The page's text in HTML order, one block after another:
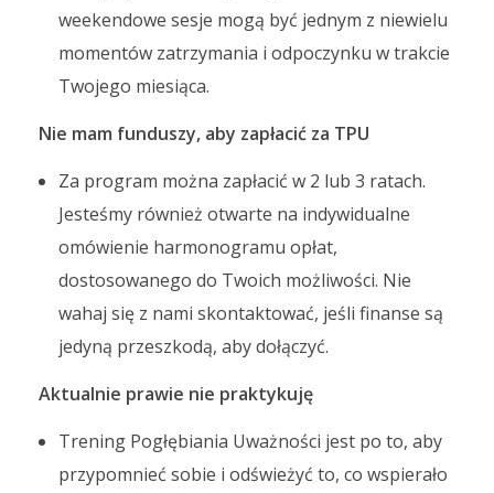
weekendowe sesje mogą być jednym z niewielu
momentów zatrzymania i odpoczynku w trakcie
Twojego miesiąca.
Nie mam funduszy, aby zapłacić za TPU
Za program można zapłacić w 2 lub 3 ratach.
Jesteśmy również otwarte na indywidualne
omówienie harmonogramu opłat,
dostosowanego do Twoich możliwości. Nie
wahaj się z nami skontaktować, jeśli finanse są
jedyną przeszkodą, aby dołączyć.
Aktualnie prawie nie praktykuję
Trening Pogłębiania Uważności jest po to, aby
przypomnieć sobie i odświeżyć to, co wspierało